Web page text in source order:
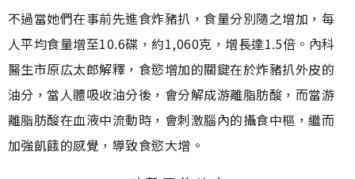
不過當她們在事前先進食炸豬扒，食量分別隨之增加，每
人平均食量增至10.6碟，約1,060克，增長達1.5倍。內科
醫生市原広太郎解釋，食慾增加的關鍵在於炸豬扒外皮的
油分，當人體吸收油分後，會分解成游離脂肪酸，而當游
離脂肪酸在血液中流動時，會刺激腦內的攝食中樞，繼而
加強飢餓的感覺，導致食慾大增。